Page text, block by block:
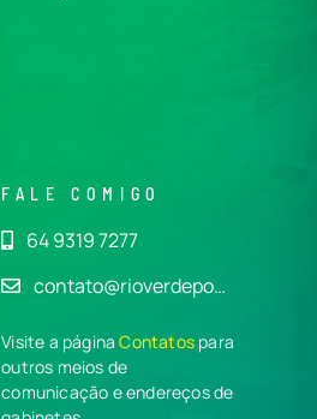
FALE COMIGO
64 9319 7277
contato@rioverdepo…
Visite a páginaContatos para
outros meios de
comunicação e endereços de